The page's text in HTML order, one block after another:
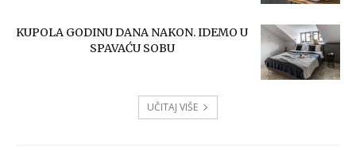
KUPOLA GODINU DANA NAKON. IDEMO U
SPAVAĆU SOBU
UČITAJ VIŠE